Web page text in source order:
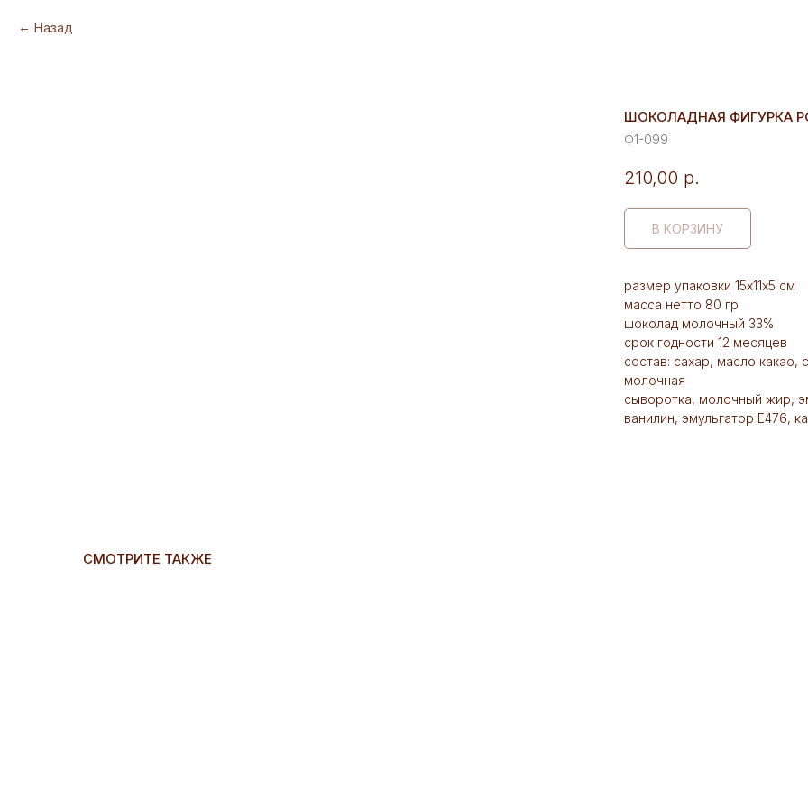
Назад
ШОКОЛАДНАЯ ФИГУРКА
Ф1-099
210,00 р.
В КОРЗИНУ
размер упаковки 15х11х5 см
масса нетто 80 гр
шоколад молочный 33%
срок годности 12 месяцев
состав: сахар, масло какао,
молочная
сыворотка, молочный жир,
ванилин, эмульгатор Е476,
СМОТРИТЕ ТАКЖЕ